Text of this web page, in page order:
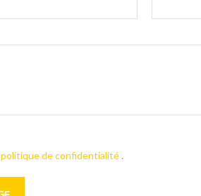
politique de confidentialité .